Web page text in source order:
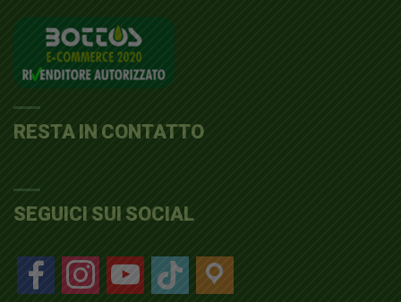
RESTA IN CONTATTO
SEGUICI SUI SOCIAL
facebookinstagramyoutube tiktok location